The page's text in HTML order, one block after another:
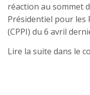
réaction au sommet
Présidentiel pour
(CPPI) du 6 avril
Lire la suite dans le